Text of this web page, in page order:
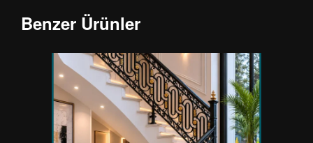
Benzer Ürünler